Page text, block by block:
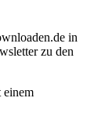
in
zu den
einem